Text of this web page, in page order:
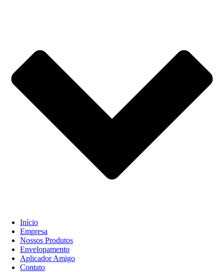
Início
Empresa
Nossos Produtos
Envelopamento
Aplicador Amigo
Contato